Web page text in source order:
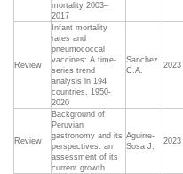
mortality 2003–
2017
Review
Infant mortality
rates and
pneumococcal
vaccines: A time-
series trend
analysis in 194
countries, 1950-
2020
Sanchez
C.A.
2023
Review
Background of
Peruvian
gastronomy and its
perspectives: an
assessment of its
current growth
Aguirre-
Sosa J.
2023